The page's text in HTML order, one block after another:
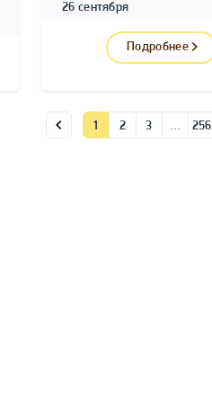
26 сентября
Подробнее
1 2 3 … 256